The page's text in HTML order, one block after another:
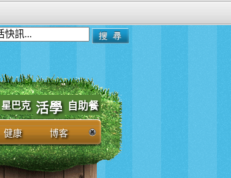
星巴克 活學 自助餐
健康 博客